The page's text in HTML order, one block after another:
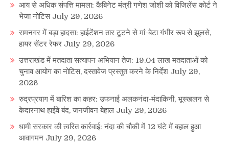
आय से अधिक संपत्ति मामला: कैबिनेट मंत्री गणेश जोशी को विजिलेंस कोर्ट ने
भेजा नोटिस July 29, 2026
रामनगर में बड़ा हादसा: हाईटेंशन तार टूटने से मां-बेटा गंभीर रूप से झुलसे,
हायर सेंटर रेफर July 29, 2026
उत्तराखंड में मतदाता सत्यापन अभियान तेज: 19.04 लाख मतदाताओं को
चुनाव आयोग का नोटिस, दस्तावेज प्रस्तुत करने के निर्देश July 29,
2026
रुद्रप्रयाग में बारिश का कहर: उफनाई अलकनंदा-मंदाकिनी, भूस्खलन से
केदारनाथ हाईवे बंद, जनजीवन बेहाल July 29, 2026
धामी सरकार की त्वरित कार्रवाई: नंदा की चौकी में 12 घंटे में बहाल हुआ
आवागमन July 29, 2026